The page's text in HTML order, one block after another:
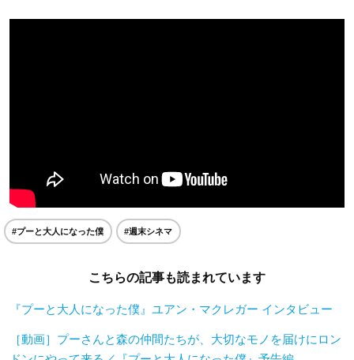
#プーと大人になった僕 #週末シネマ
こちらの記事も読まれています
『プーと大人になった僕』ユアン・マクレガー インタビュー
［動画］プーさんと森の仲間たちが、大切なモノを届けにロン